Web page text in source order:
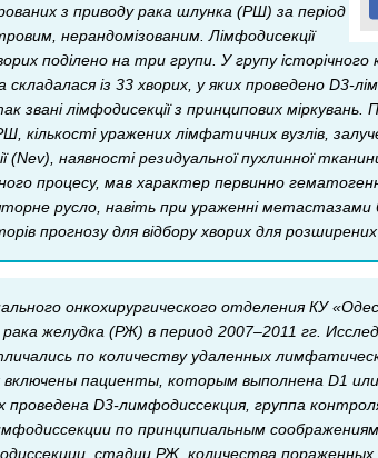
з приводу рака шлунка (РШ) за період
нерандомізованим. Лімфодисекції
поділено на три групи. У групу
із 33 хворих, у яких проведено D3-
звані лімфодисекції з принципових
кількості уражених лімфатичних вузлів,
(Nev), наявності резидуальної пухлинної
процесу, мав характер первинно
русло, навіть при ураженні метастазами
прогнозу для відбору хворих для розширених
онкохирургического отделения КУ
желудка (РЖ) в период 2007–2011 гг.
по количеству удаленных
пациенты, которым выполнена D1
проведена D3-лимфодиссекция, группа
по принципиальным
стадии РЖ, количества пораженных